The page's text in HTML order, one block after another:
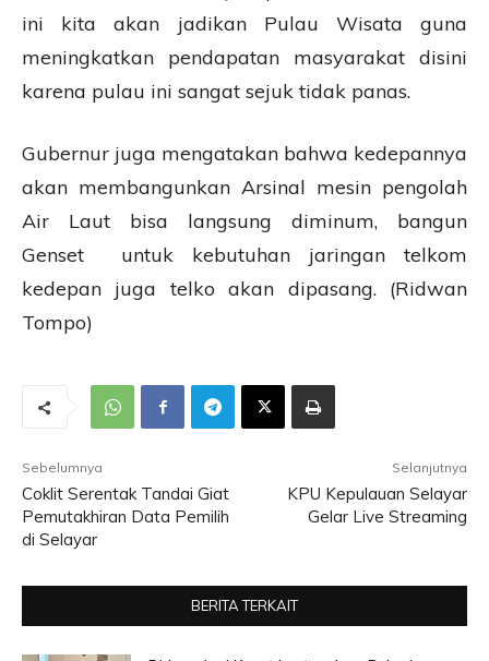
ini kita akan jadikan Pulau Wisata guna
meningkatkan pendapatan masyarakat disini
karena pulau ini sangat sejuk tidak panas.
Gubernur juga mengatakan bahwa kedepannya
akan membangunkan Arsinal mesin pengolah
Air Laut bisa langsung diminum, bangun
Genset untuk kebutuhan jaringan telkom
kedepan juga telko akan dipasang. (Ridwan
Tompo)
Sebelumnya
Coklit Serentak Tandai Giat
Pemutakhiran Data Pemilih
di Selayar
Selanjutnya
KPU Kepulauan Selayar
Gelar Live Streaming
BERITA TERKAIT